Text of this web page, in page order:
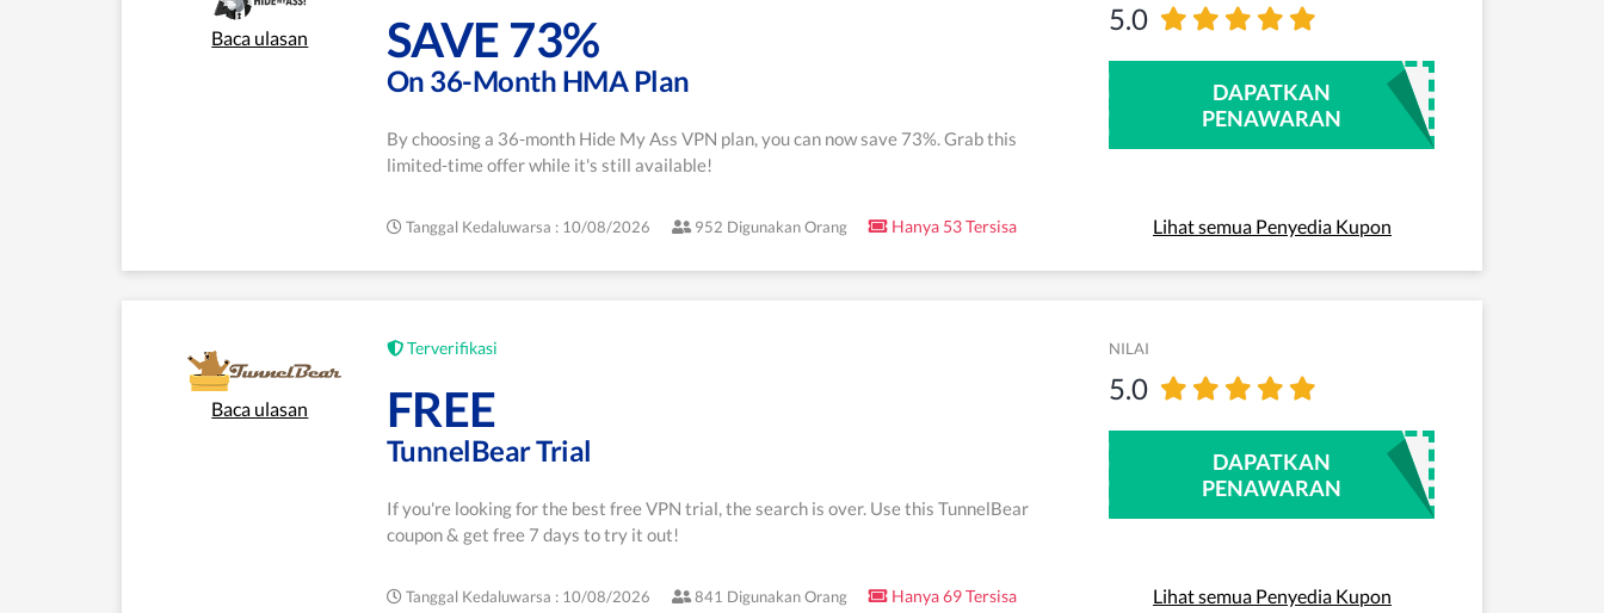
Baca ulasan SAVE 73%
On 36-Month HMA Plan
By choosing a 36-month Hide My Ass VPN plan, you can now save 73%. Grab this
limited-time offer while it's still available!
Tanggal Kedaluwarsa : 10/08/2026 952 Digunakan Orang Hanya 53 Tersisa
5.0
DAPATKAN
PENAWARAN
Lihat semua Penyedia Kupon
Baca ulasan
Terverifikasi
FREE
TunnelBear Trial
If you're looking for the best free VPN trial, the search is over. Use this TunnelBear
coupon & get free 7 days to try it out!
Tanggal Kedaluwarsa : 10/08/2026 841 Digunakan Orang Hanya 69 Tersisa
NILAI
5.0
DAPATKAN
PENAWARAN
Lihat semua Penyedia Kupon